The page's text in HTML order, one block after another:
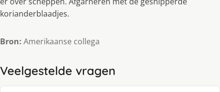
korianderblaadjes.
Bron: Amerikaanse collega
Veelgestelde vragen